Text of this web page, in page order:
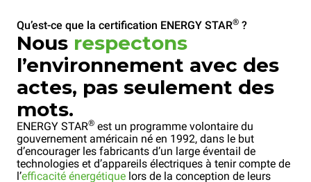
Qu’est-ce que la certification ENERGY STAR® ?
Nous respectons
l’environnement avec des
actes, pas seulement des
mots.
ENERGY STAR® est un programme volontaire du
gouvernement américain né en 1992, dans le but
d’encourager les fabricants d’un large éventail de
technologies et d’appareils électriques à tenir compte de
l’efficacité énergétique lors de la conception de leurs